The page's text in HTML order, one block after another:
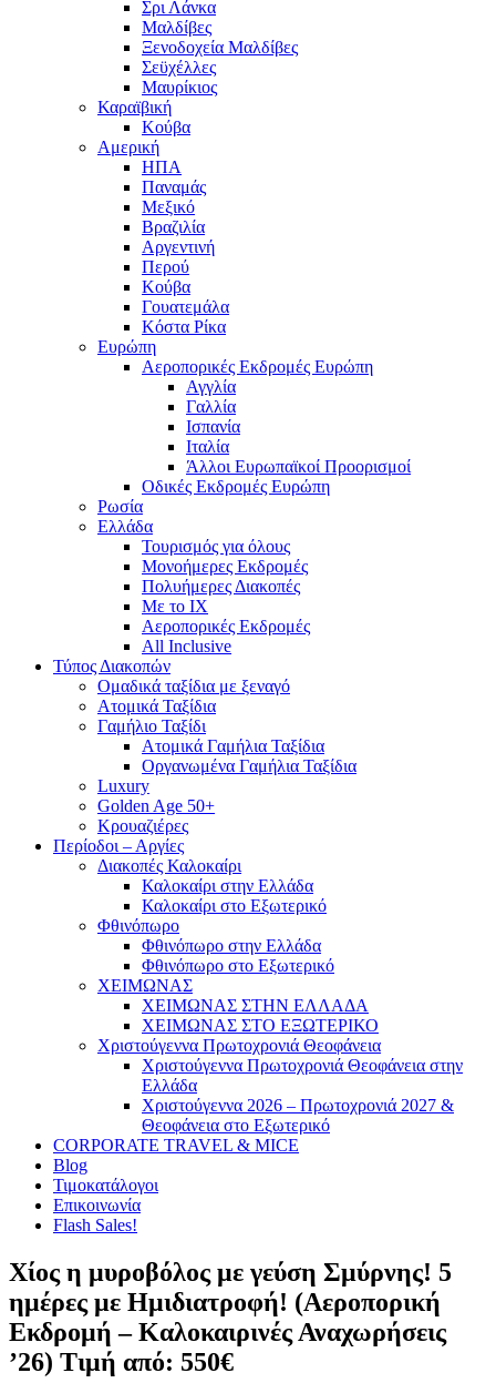
Σρι Λάνκα
Μαλδίβες
Ξενοδοχεία Μαλδίβες
Σεϋχέλλες
Μαυρίκιος
Καραϊβική
Κούβα
Αμερική
ΗΠΑ
Παναμάς
Μεξικό
Βραζιλία
Αργεντινή
Περού
Κούβα
Γουατεμάλα
Κόστα Ρίκα
Ευρώπη
Αεροπορικές Εκδρομές Ευρώπη
Αγγλία
Γαλλία
Ισπανία
Ιταλία
Άλλοι Ευρωπαϊκοί Προορισμοί
Οδικές Εκδρομές Ευρώπη
Ρωσία
Ελλάδα
Τουρισμός για όλους
Mονοήμερες Εκδρομές
Πολυήμερες Διακοπές
Με το ΙΧ
Αεροπορικές Εκδρομές
All Inclusive
Τύπος Διακοπών
Ομαδικά ταξίδια με ξεναγό
Ατομικά Ταξίδια
Γαμήλιο Ταξίδι
Ατομικά Γαμήλια Ταξίδια
Οργανωμένα Γαμήλια Ταξίδια
Luxury
Golden Age 50+
Κρουαζιέρες
Περίοδοι – Αργίες
Διακοπές Καλοκαίρι
Καλοκαίρι στην Ελλάδα
Καλοκαίρι στο Εξωτερικό
Φθινόπωρο
Φθινόπωρο στην Ελλάδα
Φθινόπωρο στο Εξωτερικό
ΧΕΙΜΩΝΑΣ
ΧΕΙΜΩΝΑΣ ΣΤΗΝ ΕΛΛΑΔΑ
ΧΕΙΜΩΝΑΣ ΣΤΟ ΕΞΩΤΕΡΙΚΟ
Χριστούγεννα Πρωτοχρονιά Θεοφάνεια
Χριστούγεννα Πρωτοχρονιά Θεοφάνεια στην
Ελλάδα
Χριστούγεννα 2026 – Πρωτοχρονιά 2027 &
Θεοφάνεια στο Εξωτερικό
CORPORATE TRAVEL & MICE
Blog
Τιμοκατάλογοι
Επικοινωνία
Flash Sales!
Χίος η μυροβόλος με γεύση Σμύρνης! 5
ημέρες με Ημιδιατροφή! (Αεροπορική
Εκδρομή – Καλοκαιρινές Αναχωρήσεις
’26) Τιμή από: 550€